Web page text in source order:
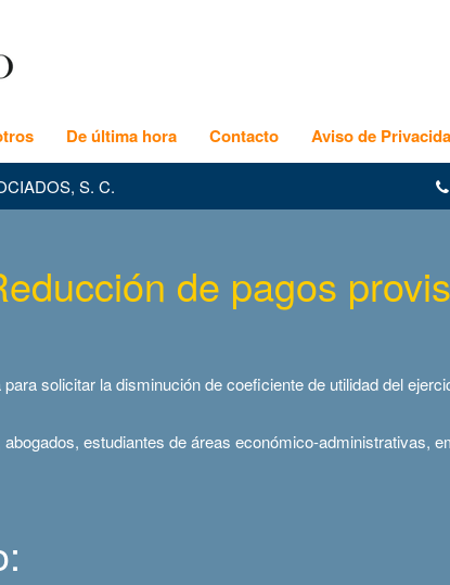
De última hora Contacto Aviso de
S. C.
de pagos
solicitar la disminución de coeficiente de utilidad del
estudiantes de áreas económico-administrativas,